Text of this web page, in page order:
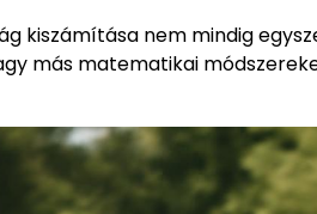
kiszámítása nem mindig
más matematikai